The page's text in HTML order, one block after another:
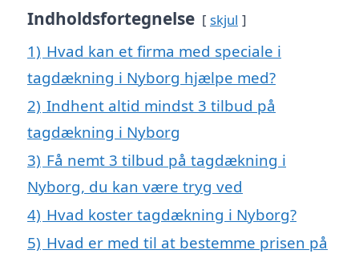
Indholdsfortegnelse skjul
1) Hvad kan et firma med speciale i
tagdækning i Nyborg hjælpe med?
2) Indhent altid mindst 3 tilbud på
tagdækning i Nyborg
3) Få nemt 3 tilbud på tagdækning i
Nyborg, du kan være tryg ved
4) Hvad koster tagdækning i Nyborg?
5) Hvad er med til at bestemme prisen på